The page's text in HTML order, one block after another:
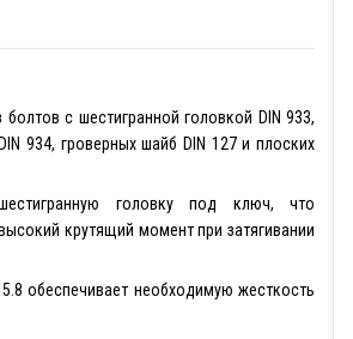
болтов с шестигранной головкой DIN 933,
934, гроверных шайб DIN 127 и плоских
головку под ключ, что
крутящий момент при затягивании
обеспечивает необходимую жесткость